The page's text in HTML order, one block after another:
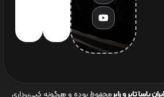
یاسا تایر و رابرمحفوظ بوده و هرگونه کپی‌برداری